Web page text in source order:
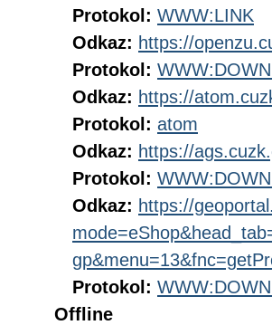
Protokol: WWW:LINK
Odkaz: https://
Protokol:
Odkaz: https://
Protokol: atom
Odkaz: https://
Protokol:
Odkaz: https://
Protokol:
Offline